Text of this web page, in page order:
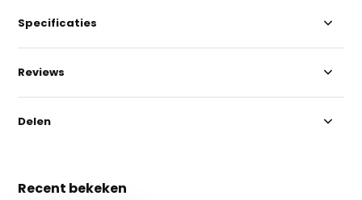
Specificaties
Reviews
Delen
Recent bekeken